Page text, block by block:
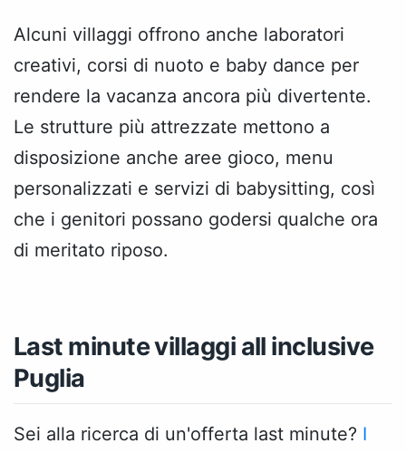
Alcuni villaggi offrono anche laboratori
creativi, corsi di nuoto e baby dance per
rendere la vacanza ancora più divertente.
Le strutture più attrezzate mettono a
disposizione anche aree gioco, menu
personalizzati e servizi di babysitting, così
che i genitori possano godersi qualche ora
di meritato riposo.
Last minute villaggi all inclusive
Puglia
Sei alla ricerca di un'offerta last minute? I